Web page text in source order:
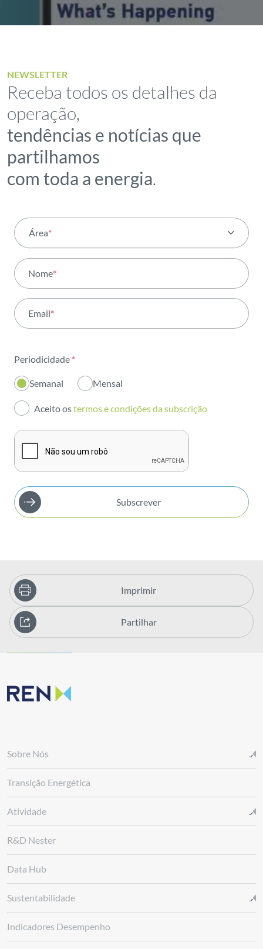
NEWSLETTER
Receba todos os detalhes da
operação,
tendências e notícias que
partilhamos
com toda a energia.
Área*
Atividade
Institucional
Inovação
Investidores
Publicações
Nome*
Email*
Periodicidade *
Semanal Mensal
Aceito ostermos e condições da subscrição
Subscrever
Imprimir
Partilhar
Sobre Nós
Transição Energética
Atividade
R&D Nester
Data Hub
Sustentabilidade
Indicadores Desempenho